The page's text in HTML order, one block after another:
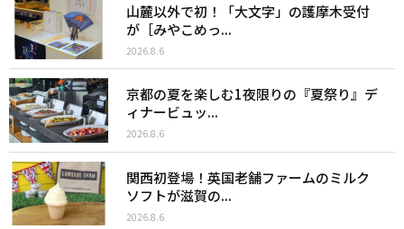
山麓以外で初！「大文字」の護摩木受付
が［みやこめっ...
2026.8.6
京都の夏を楽しむ1夜限りの『夏祭り』デ
ィナービュッ...
2026.8.6
関西初登場！英国老舗ファームのミルク
ソフトが滋賀の...
2026.8.6